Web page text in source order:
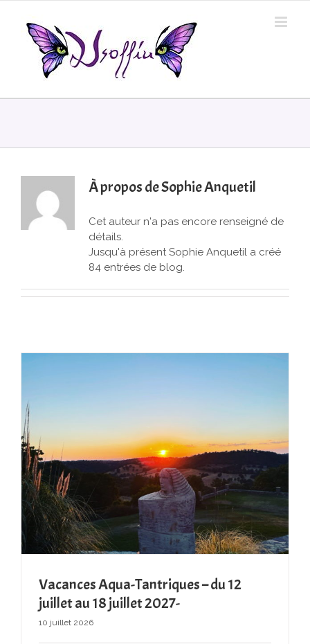
content
À propos deSophie Anquetil
Cet auteur n'a pas encore renseigné de
détails.
Jusqu'à présent Sophie Anquetil a créé
84 entrées de blog.
Vacances Aqua-Tantriques – du 12
juillet au 18 juillet 2027-
10 juillet 2026